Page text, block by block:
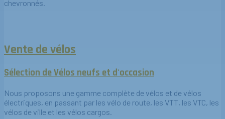
chevronnés.
Vente de vélos
Sélection de Vélos neufs et d'occasion
Nous proposons une gamme complète de vélos et de vélos
électriques, en passant par les vélo de route, les VTT, les VTC, les
vélos de ville et les vélos cargos.